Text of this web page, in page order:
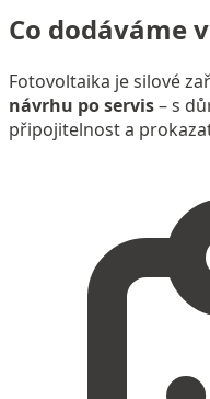
Co dodáváme
Fotovoltaika je silové
návrhu po servis– s
připojitelnost a